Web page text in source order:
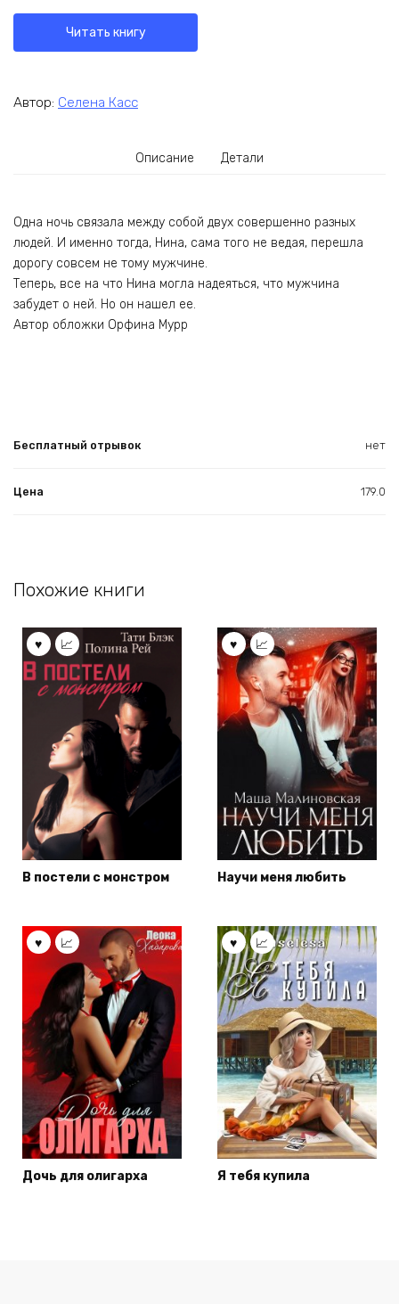
Читать книгу
Автор: Селена Касс
Описание Детали
Одна ночь связала между собой двух совершенно разных
людей. И именно тогда, Нина, сама того не ведая, перешла
дорогу совсем не тому мужчине.
Теперь, все на что Нина могла надеяться, что мужчина
забудет о ней. Но он нашел ее.
Автор обложки Орфина Мурр
Бесплатный отрывок нет
Цена 179.0
Похожие книги
В постели с монстром Научи меня любить
Дочь для олигарха Я тебя купила